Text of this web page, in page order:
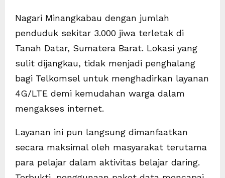
Nagari Minangkabau dengan jumlah
penduduk sekitar 3.000 jiwa terletak di
Tanah Datar, Sumatera Barat. Lokasi yang
sulit dijangkau, tidak menjadi penghalang
bagi Telkomsel untuk menghadirkan layanan
4G/LTE demi kemudahan warga dalam
mengakses internet.
Layanan ini pun langsung dimanfaatkan
secara maksimal oleh masyarakat terutama
para pelajar dalam aktivitas belajar daring.